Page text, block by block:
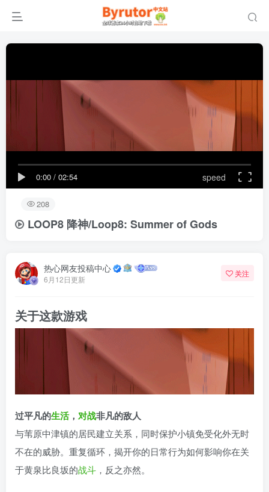
0:00 / 02:54 speed
208
LOOP8 降神/Loop8: Summer of Gods
热心网友投稿中心
6月12日更新
关注
关于这款游戏
过平凡的生活， 对战非凡的敌人
与苇原中津镇的居民建立关系，同时保护小镇免受化外无时
不在的威胁。重复循环，揭开你的日常行为如何影响你在关
于黄泉比良坂的战斗 ，反之亦然。